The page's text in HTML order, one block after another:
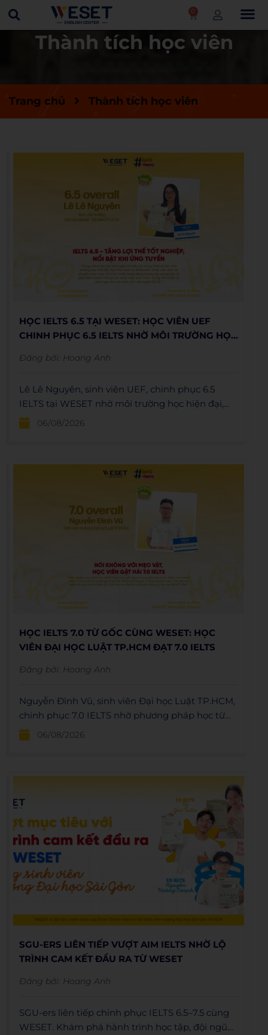
0
Thành tích học viên
Trang chủ Thành tích học viên
HỌC IELTS 6.5 TẠI WESET: HỌC VIÊN UEF
CHINH PHỤC 6.5 IELTS NHỜ MÔI TRƯỜNG HỌC
Đăng bởi: Hoang Anh
Lê Lê Nguyên, sinh viên UEF, chinh phục 6.5
IELTS tại WESET nhờ môi trường học hiện đại,
giáo viên tận tâm và lộ trình học hiệu quả.
06/08/2026
HỌC IELTS 7.0 TỪ GỐC CÙNG WESET: HỌC
VIÊN ĐẠI HỌC LUẬT TP.HCM ĐẠT 7.0 IELTS
Đăng bởi: Hoang Anh
Nguyễn Đình Vũ, sinh viên Đại học Luật TP.HCM,
chinh phục 7.0 IELTS nhờ phương pháp học từ
gốc tại WESET, không học mẹo hay học tủ.
06/08/2026
SGU-ERS LIÊN TIẾP VƯỢT AIM IELTS NHỜ LỘ
TRÌNH CAM KẾT ĐẦU RA TỪ WESET
Đăng bởi: Hoang Anh
SGU-ers liên tiếp chinh phục IELTS 6.5–7.5 cùng
WESET. Khám phá hành trình học tập, đội ngũ